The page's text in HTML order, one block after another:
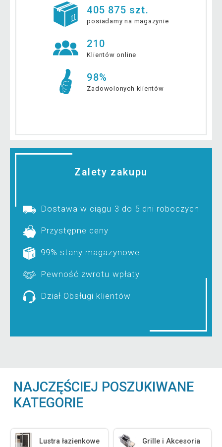
405 875 szt.
posiadamy na magazynie
210
Klientów online
98%
Zadowolonych klientów
Zalety zakupu
Dostawa w ciągu 3 do 5 dni roboczych
Przystępne ceny
99% stany magazynowe
Pewność zwrotu wpłaty
Dział Obsługi klientów
NAJCZĘŚCIEJ POSZUKIWANE
KATEGORIE
Lustra łazienkowe Grille i Akcesoria